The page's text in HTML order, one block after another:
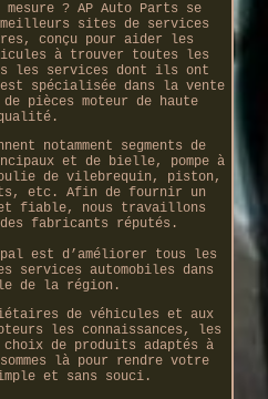
? AP Auto Parts se
sites de services
conçu pour aider les
à trouver toutes les
les services dont ils ont
spécialisée dans la vente
pièces moteur de haute
notamment segments de
et de bielle, pompe à
de vilebrequin, piston,
etc. Afin de fournir un
fiable, nous travaillons
des fabricants réputés.
est d’améliorer tous les
services automobiles dans
de la région.
de véhicules et aux
les connaissances, les
de produits adaptés à
là pour rendre votre
et sans souci.